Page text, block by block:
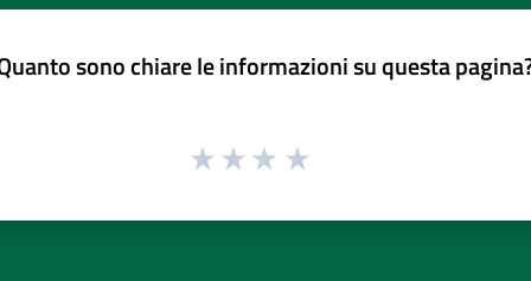
sono chiare le informazioni su questa